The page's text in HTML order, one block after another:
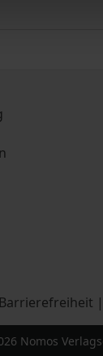
Barrierefreiheit |
Nomos